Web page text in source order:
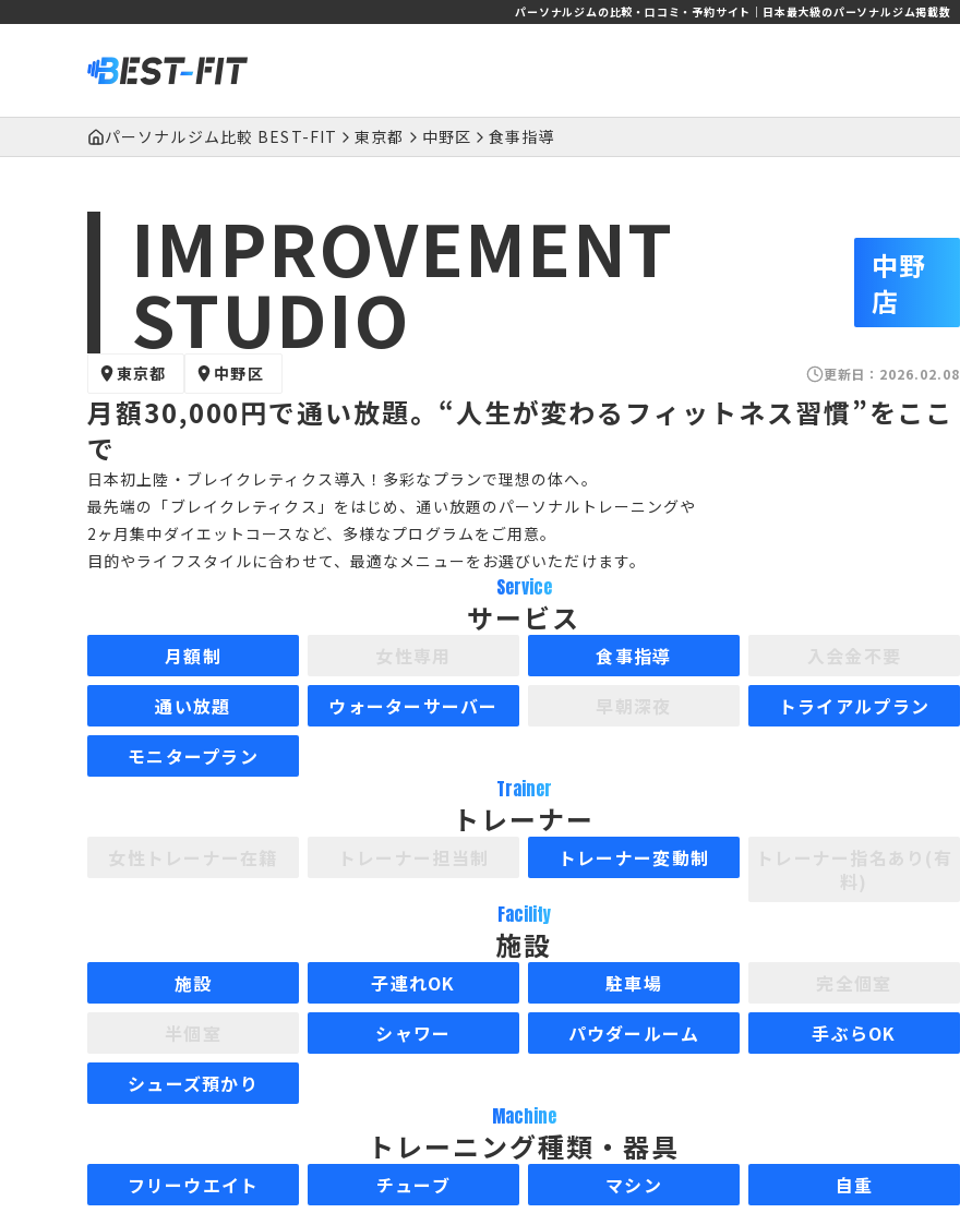
パーソナルジムの比較・口コミ・予約サイト｜日本最大級のパーソナルジム掲載数
パーソナルジム比較 BEST-FIT 東京都 中野区 食事指導
IMPROVEMENT
STUDIO
中野
店
東京都 中野区 更新日： 2026.02.08
月額30,000円で通い放題。“人生が変わるフィットネス習慣”をここ
で
日本初上陸・ブレイクレティクス導入！多彩なプランで理想の体へ。
最先端の「ブレイクレティクス」をはじめ、通い放題のパーソナルトレーニングや
2ヶ月集中ダイエットコースなど、多様なプログラムをご用意。
目的やライフスタイルに合わせて、最適なメニューをお選びいただけます。
Service
サービス
月額制 食事指導
通い放題
ウォーターサーバー
トライアルプラン
モニタープラン
Trainer
トレーナー
トレーナー変動制
Facility
施設
施設 子連れOK 駐車場
シャワー パウダールーム
手ぶらOK
シューズ預かり
Machine
トレーニング種類・器具
フリーウエイト チューブ マシン
自重